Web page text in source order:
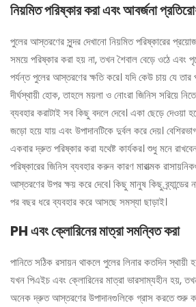
নিয়মিত পরিষ্কার করা এবং আবর্জনা
পুলের আস্তরণের সুন্দর দেখানো নিয়মিত পরিষ্কারের
সময়ে পরিষ্কার করা হয় না, তখন শৈবাল বেড়ে ওঠে এবং
পর্যন্ত পুলের আস্তরণের ক্ষতি করে। যদি কেউ চায় যে
দীর্ঘস্থায়ী হোক, তাহলে ময়লা ও নোংরা জিনিস সরিয়ে
ব্যবহার করাটাই সব কিছু বদলে দেবে। একা ছেড়ে দেওয়া
জড়ো হয়ে যায় এবং উপাদানটিকে দুর্বল করে দেয়।
একবার দ্রুত পরিষ্কার করা যথেষ্ট কার্যকর। শুধু মনে
পরিষ্কারের জিনিস ব্যবহার করুন কারণ মারাত্মক
আস্তরণের উপর ক্ষয় করে দেবে। কিছু মানুষ কিছু ব্র্যান্ডের
পর বছর ধরে ব্যবহার করে আসছে সমস্যা ছাড়াই।
PH এবং ক্লোরিনের মাত্রা সমন্বিত করা
পানিতে সঠিক রসায়ন থাকলে পুলের লিনার কতদিন স্থায়ী
যখন পিএইচ এবং ক্লোরিনের মাত্রা ভারসাম্যহীন হয়, তখন
অনেক দ্রুত আস্তরণের উপাদানগুলিকে গ্রাস করতে শুরু